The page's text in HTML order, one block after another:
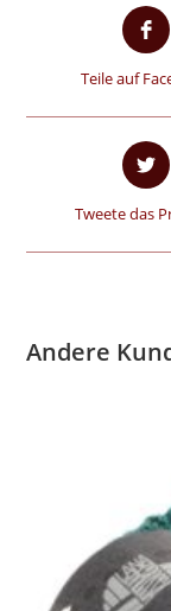
Teile auf
Tweete das
Andere